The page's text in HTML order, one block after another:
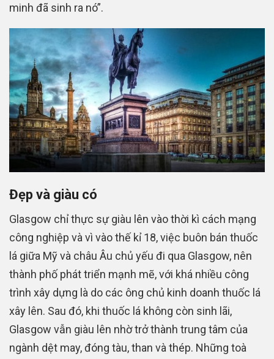
minh đã sinh ra nó”.
Đẹp và giàu có
Glasgow chỉ thực sự giàu lên vào thời kì cách mạng
công nghiệp và vì vào thế kỉ 18, việc buôn bán thuốc
lá giữa Mỹ và châu Âu chủ yếu đi qua Glasgow, nên
thành phố phát triển mạnh mẽ, với khá nhiều công
trình xây dựng là do các ông chủ kinh doanh thuốc lá
xây lên. Sau đó, khi thuốc lá không còn sinh lãi,
Glasgow vẫn giàu lên nhờ trở thành trung tâm của
ngành dệt may, đóng tàu, than và thép. Những toà